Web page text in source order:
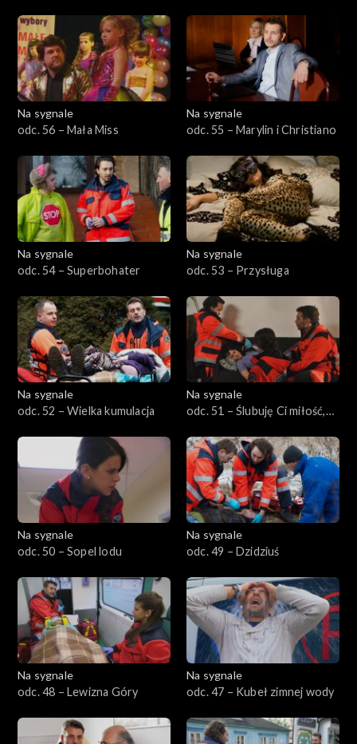
Na sygnale
odc. 56 – Mała Miss
Na sygnale
odc. 55 – Marylin i Christiano
Na sygnale
odc. 54 – Superbohater
Na sygnale
odc. 53 – Przysługa
Na sygnale
odc. 52 – Wielka kumulacja
Na sygnale
odc. 51 – Ślubuję Ci miłość,
Na sygnale
odc. 50 – Sopel lodu
Na sygnale
odc. 49 – Dzidziuś
Na sygnale
odc. 48 – Lewizna Góry
Na sygnale
odc. 47 – Kubeł zimnej wody